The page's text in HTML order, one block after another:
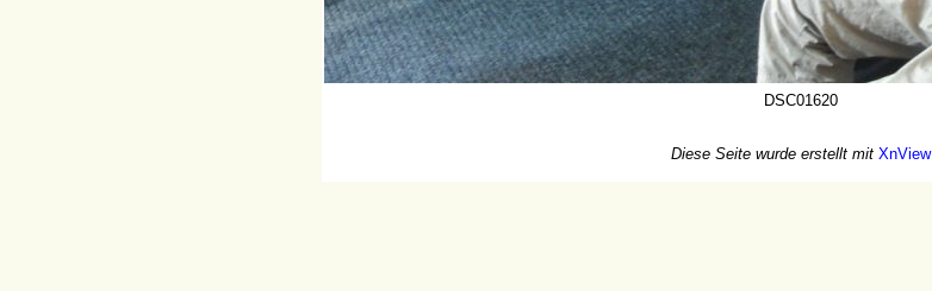
DSC01620
Diese Seite wurde erstellt mit XnView